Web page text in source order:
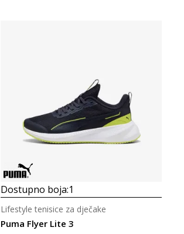
Dostupno boja:1
Puma Flyer Lite 3
Lifestyle tenisice za dječake